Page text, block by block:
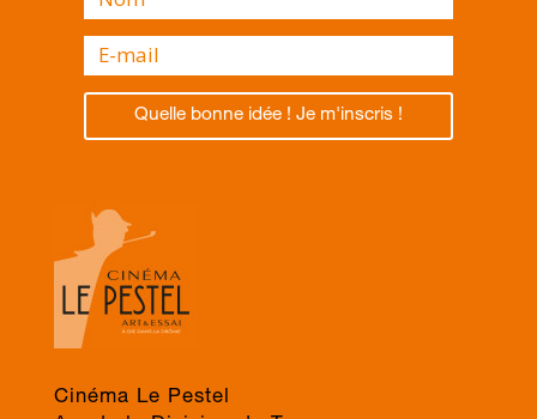
Quelle bonne idée ! Je m'inscris !
Cinéma Le Pestel